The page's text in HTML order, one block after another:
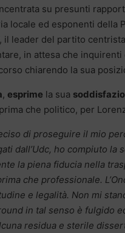
su presunti
locale ed esponenti della
il leader del partito
in attesa che inquirenti
chiarendo la sua
, esprime la sua
che politico, per
di proseguire il mio
dall’Udc, ho compiuto la
la piena fiducia nella
che professionale.
e legalità. Non mi
in tal senso è fulgido
residua e sterile